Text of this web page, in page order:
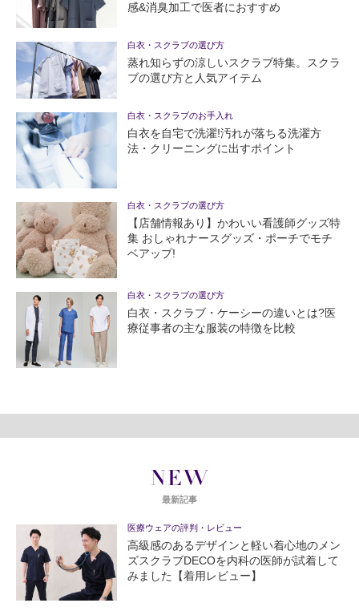
感&消臭加工で医者におすすめ
白衣・スクラブの選び方
蒸れ知らずの涼しいスクラブ特集。スクラ
ブの選び方と人気アイテム
白衣・スクラブのお手入れ
白衣を自宅で洗濯!汚れが落ちる洗濯方
法・クリーニングに出すポイント
白衣・スクラブの選び方
【店舗情報あり】かわいい看護師グッズ特
集 おしゃれナースグッズ・ポーチでモチ
ベアップ!
白衣・スクラブの選び方
白衣・スクラブ・ケーシーの違いとは?医
療従事者の主な服装の特徴を比較
NEW
最新記事
医療ウェアの評判・レビュー
高級感のあるデザインと軽い着心地のメン
ズスクラブDECOを内科の医師が試着して
みました【着用レビュー】